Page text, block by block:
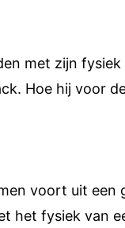
met zijn
Hoe hij voor
voort uit
het fysiek van